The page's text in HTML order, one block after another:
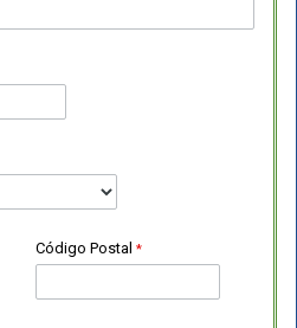
Código Postal